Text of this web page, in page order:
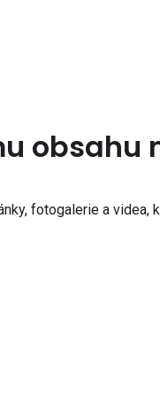
obsahu
fotogalerie a videa,